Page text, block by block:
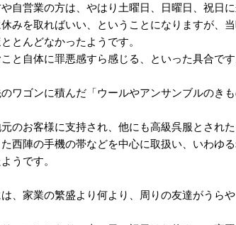
自営業の方は、やはり土曜日、日曜日、祝日に
みを取ればいい、ということになりますが、
とんどなかったようです。
と自体に罪悪感すら感じる、といった具合です
ワゴンに積んだ「ウールやアンサンブルのき
のお客様に支持され、他にも高級呉服とされ
西陣の手機の帯などを中心に取扱い、いわゆ
うです。
、家業の繁盛より何より、周りの友達がうら